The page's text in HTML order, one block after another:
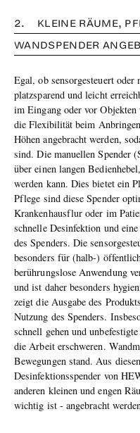
2. KLEINE RÄUME,
WANDSPENDER
Egal, ob sensorgesteuert
platzsparend und leicht
im Eingang oder vor
die Flexibilität beim
Höhen angebracht werden,
sind. Die manuellen Spender
über einen langen
werden kann. Dies bietet ein
Pflege sind diese Spender
Krankenhausflur oder im
schnelle Desinfektion und
des Spenders. Die
besonders für (halb-)
berührungslose Anwendung
und ist daher besonders
zeigt die Ausgabe des
Nutzung des Spenders.
schnell gehen und
die Arbeit erschweren.
Bewegungen stand. Aus
Desinfektionsspender von
anderen kleinen und engen
wichtig ist - angebracht